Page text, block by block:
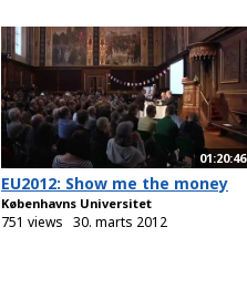
01:20:46
EU2012: Show me the money
Københavns Universitet
751 views 30. marts 2012